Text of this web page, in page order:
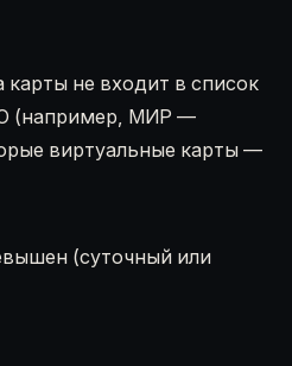
не входит в список
(например, МИР —
виртуальные карты —
(суточный или